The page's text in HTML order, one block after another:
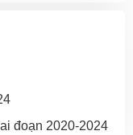
đoạn 2020-2024